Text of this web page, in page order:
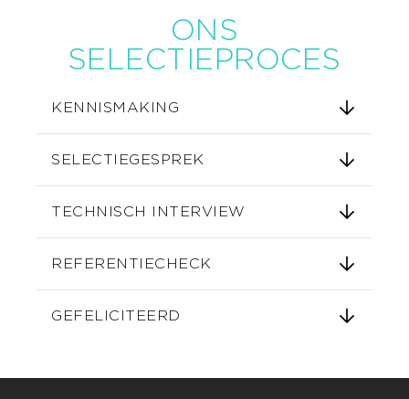
ONS
SELECTIEPROCES
KENNISMAKING arrow_forward
SELECTIEGESPREK arrow_forward
TECHNISCH INTERVIEW arrow_forward
REFERENTIECHECK arrow_forward
GEFELICITEERD arrow_forward